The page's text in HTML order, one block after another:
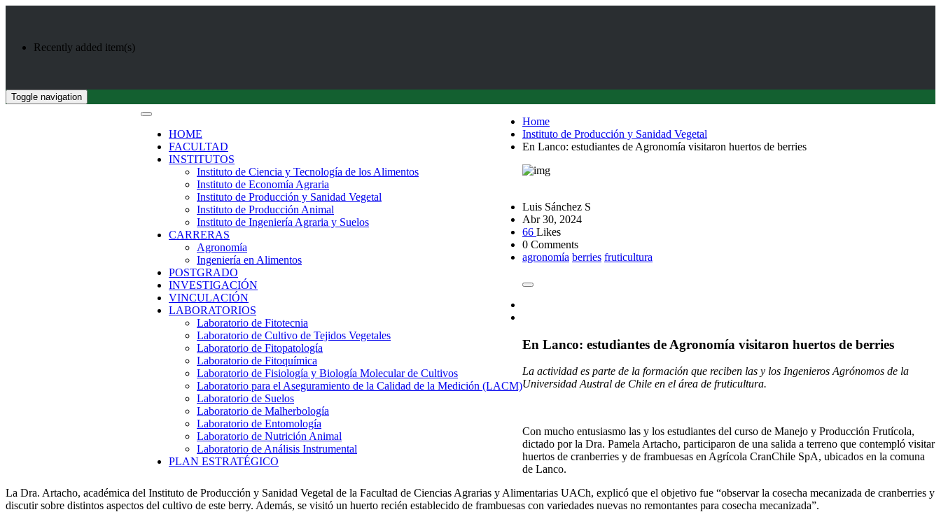
Recently added item(s)
Toggle navigation
HOME
FACULTAD
INSTITUTOS
Instituto de Ciencia y Tecnología de los Alimentos
Instituto de Economía Agraria
Instituto de Producción y Sanidad Vegetal
Instituto de Producción Animal
Instituto de Ingeniería Agraria y Suelos
CARRERAS
Agronomía
Ingeniería en Alimentos
POSTGRADO
INVESTIGACIÓN
VINCULACIÓN
LABORATORIOS
Laboratorio de Fitotecnia
Laboratorio de Cultivo de Tejidos Vegetales
Laboratorio de Fitopatología
Laboratorio de Fitoquímica
Laboratorio de Fisiología y Biología Molecular de Cultivos
Laboratorio para el Aseguramiento de la Calidad de la Medición (LACM)
Laboratorio de Suelos
Laboratorio de Malherbología
Laboratorio de Entomología
Laboratorio de Nutrición Animal
Laboratorio de Análisis Instrumental
PLAN ESTRATÉGICO
Home
Instituto de Producción y Sanidad Vegetal
En Lanco: estudiantes de Agronomía visitaron huertos de berries
Luis Sánchez S
Abr 30, 2024
66 Likes
0 Comments
agronomía berries fruticultura
En Lanco: estudiantes de Agronomía visitaron huertos de berries
La actividad es parte de la formación que reciben las y los Ingenieros Agrónomos de la
Universidad Austral de Chile en el área de fruticultura.
Con mucho entusiasmo las y los estudiantes del curso de Manejo y Producción Frutícola,
dictado por la Dra. Pamela Artacho, participaron de una salida a terreno que contempló visitar
huertos de cranberries y de frambuesas en Agrícola CranChile SpA, ubicados en la comuna
de Lanco.
La Dra. Artacho, académica del Instituto de Producción y Sanidad Vegetal de la Facultad de Ciencias Agrarias y Alimentarias UACh, explicó que el objetivo fue “observar la cosecha mecanizada de cranberries y
discutir sobre distintos aspectos del cultivo de este berry. Además, se visitó un huerto recién establecido de frambuesas con variedades nuevas no remontantes para cosecha mecanizada”.